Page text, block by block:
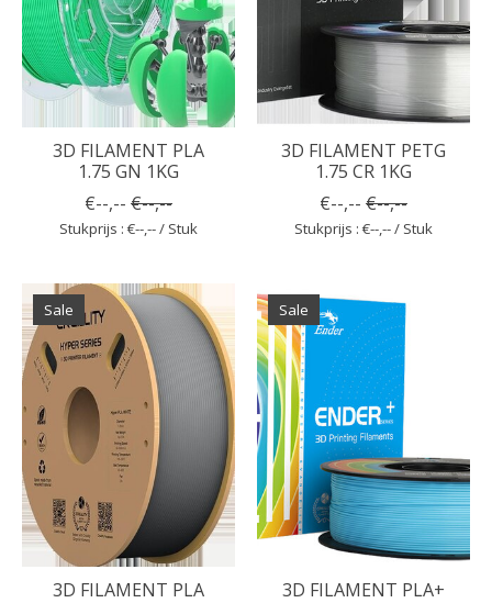
3D FILAMENT PLA
1.75 GN 1KG
€--,-- €--,--
Stukprijs : €--,-- / Stuk
3D FILAMENT PETG
1.75 CR 1KG
€--,-- €--,--
Stukprijs : €--,-- / Stuk
Sale
3D FILAMENT PLA
Sale
3D FILAMENT PLA+